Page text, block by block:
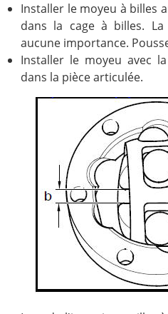
Installer le moyeu à billes
dans la cage à billes.
aucune importance.
Installer le moyeu avec
dans la pièce articulée.